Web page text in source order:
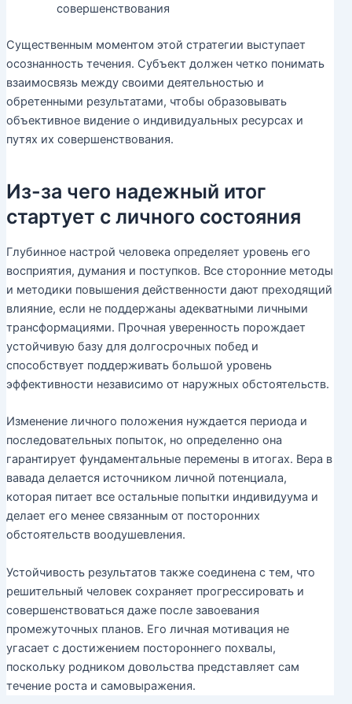
совершенствования
Существенным моментом этой стратегии выступает
осознанность течения. Субъект должен четко понимать
взаимосвязь между своими деятельностью и
обретенными результатами, чтобы образовывать
объективное видение о индивидуальных ресурсах и
путях их совершенствования.
Из-за чего надежный итог
стартует с личного состояния
Глубинное настрой человека определяет уровень его
восприятия, думания и поступков. Все сторонние методы
и методики повышения действенности дают преходящий
влияние, если не поддержаны адекватными личными
трансформациями. Прочная уверенность порождает
устойчивую базу для долгосрочных побед и
способствует поддерживать большой уровень
эффективности независимо от наружных обстоятельств.
Изменение личного положения нуждается периода и
последовательных попыток, но определенно она
гарантирует фундаментальные перемены в итогах. Вера в
вавада делается источником личной потенциала,
которая питает все остальные попытки индивидуума и
делает его менее связанным от посторонних
обстоятельств воодушевления.
Устойчивость результатов также соединена с тем, что
решительный человек сохраняет прогрессировать и
совершенствоваться даже после завоевания
промежуточных планов. Его личная мотивация не
угасает с достижением постороннего похвалы,
поскольку родником довольства представляет сам
течение роста и самовыражения.